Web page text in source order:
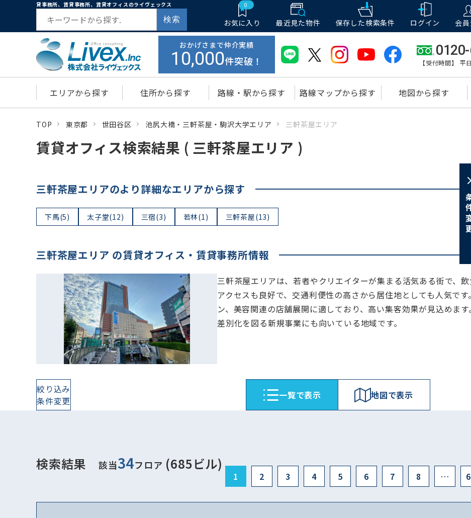
貸事務所、賃貸事務所、賃貸オフィスのライヴェックス
検索
0
お気に入り 最近見た物件 保存した検索条件 ログイン 会
おかげさまで仲介実績
10,000件突破！ 【受付時間】 平
エリアから探す 住所から探す 路線・駅から探す 路線マップから探す 地図から探す
TOP 東京都 世田谷区 池尻大橋・三軒茶屋・駒沢大学エリア 三軒茶屋エリア
条
賃貸オフィス検索結果 ( 三軒茶屋エリア )
三軒茶屋エリアのより詳細なエリアから探す
下馬(5) 太子堂(12) 三宿(3) 若林(1) 三軒茶屋(13)
三軒茶屋エリア の賃貸オフィス・賃貸事務所情報
三軒茶屋エリアは、若者やクリエイターが集まる活気ある街で、
アクセスも良好で、交通利便性の高さから居住地としても人気で
ン、美容関連の店舗展開に適しており、高い集客効果が見込めま
差別化を図る新規事業にも向いている地域です。
絞り込み
条件変更
⼀覧で表⽰ 地図で表⽰
検索結果 該当34フロア (685ビル)
1 2 3 4 5 6 7 8 …